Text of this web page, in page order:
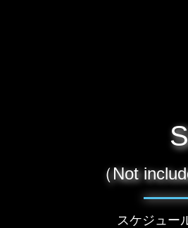
（Not
スケジュー